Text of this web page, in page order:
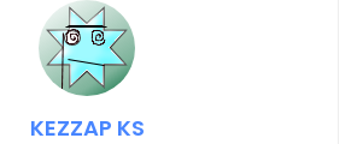
KEZZAP KS